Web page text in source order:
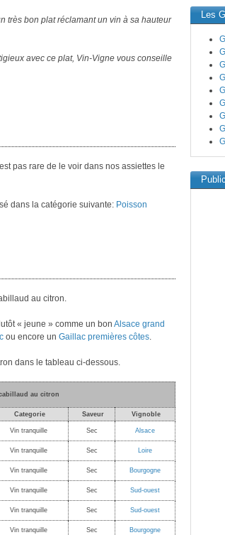
très bon plat réclamant un vin à sa hauteur
avec ce plat, Vin-Vigne vous conseille
pas rare de le voir dans nos assiettes le
dans la catégorie suivante: Poisson
au citron.
« jeune » comme un bon Alsace grand
ou encore un Gaillac premières côtes.
dans le tableau ci-dessous.
au citron
Categorie Saveur Vignoble
Vin tranquille Sec Alsace
Vin tranquille Sec Loire
Vin tranquille Sec Bourgogne
Vin tranquille Sec Sud-ouest
Vin tranquille Sec Sud-ouest
Vin tranquille Sec Bourgogne
Les